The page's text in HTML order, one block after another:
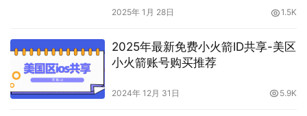
2025年 1月 28日 1.5K
2025年最新免费小火箭ID共享-美区
小火箭账号购买推荐
2024年 12月 31日 5.9K